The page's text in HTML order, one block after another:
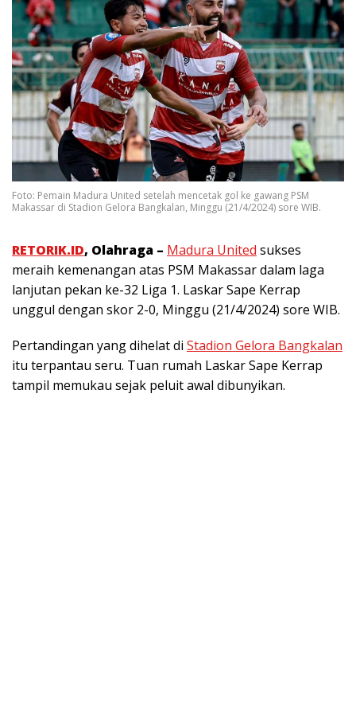
Foto: Pemain Madura United setelah mencetak gol ke gawang PSM
Makassar di Stadion Gelora Bangkalan, Minggu (21/4/2024) sore WIB.
RETORIK.ID, Olahraga – Madura United sukses
meraih kemenangan atas PSM Makassar dalam laga
lanjutan pekan ke-32 Liga 1. Laskar Sape Kerrap
unggul dengan skor 2-0, Minggu (21/4/2024) sore WIB.
Pertandingan yang dihelat di Stadion Gelora Bangkalan
itu terpantau seru. Tuan rumah Laskar Sape Kerrap
tampil memukau sejak peluit awal dibunyikan.